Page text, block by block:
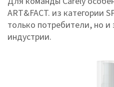
ART&FACT. из категории
только потребители, но и
индустрии.